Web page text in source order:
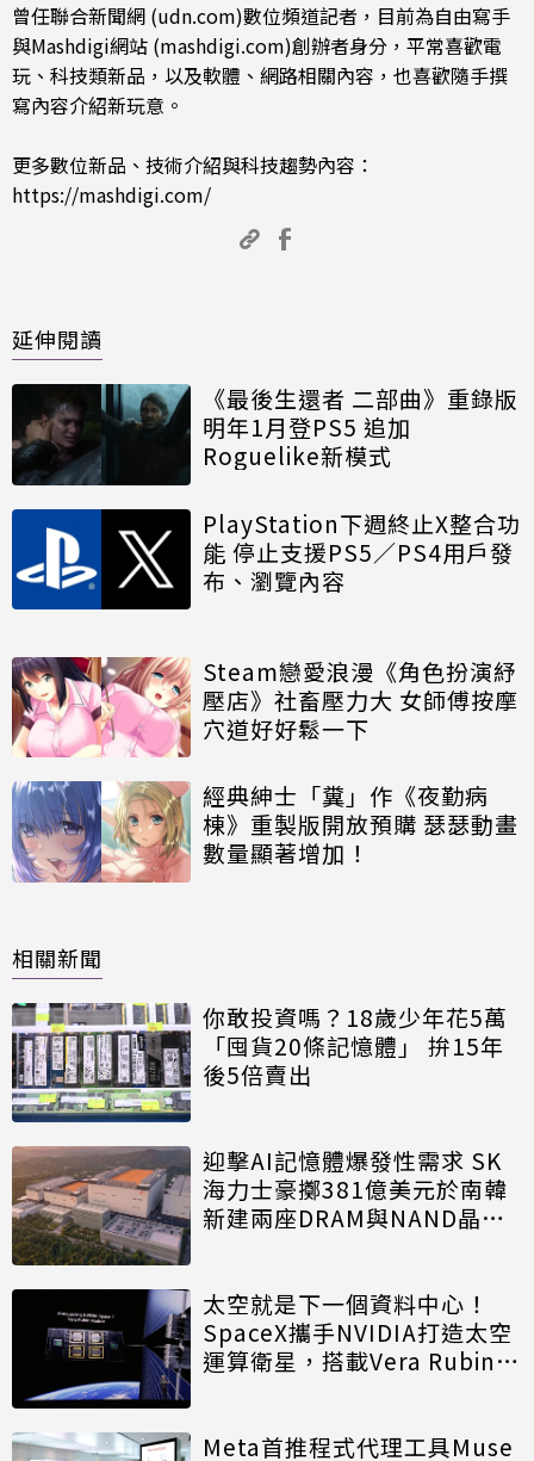
曾任聯合新聞網 (udn.com)數位頻道記者，目前為自由寫手
與Mashdigi網站 (mashdigi.com)創辦者身分，平常喜歡電
玩、科技類新品，以及軟體、網路相關內容，也喜歡隨手撰
寫內容介紹新玩意。
更多數位新品、技術介紹與科技趨勢內容：
https://mashdigi.com/
延伸閱讀
《最後生還者 二部曲》重錄版
明年1月登PS5 追加
Roguelike新模式
PlayStation下週終止X整合功
能 停止支援PS5／PS4用戶發
布、瀏覽內容
Steam戀愛浪漫《角色扮演紓
壓店》社畜壓力大 女師傅按摩
穴道好好鬆一下
經典紳士「糞」作《夜勤病
棟》重製版開放預購 瑟瑟動畫
數量顯著增加！
相關新聞
你敢投資嗎？18歲少年花5萬
「囤貨20條記憶體」 拚15年
後5倍賣出
迎擊AI記憶體爆發性需求 SK
海力士豪擲381億美元於南韓
新建兩座DRAM與NAND晶圓
太空就是下一個資料中心！
SpaceX攜手NVIDIA打造太空
運算衛星，搭載Vera Rubin運
Meta首推程式代理工具Muse